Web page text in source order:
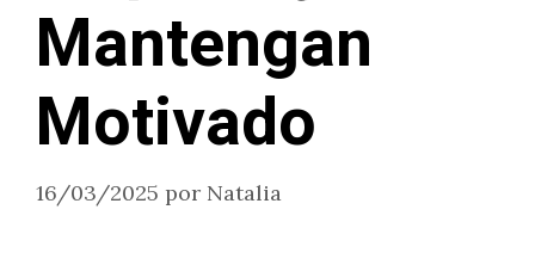
Mantengan
Motivado
16/03/2025 por Natalia